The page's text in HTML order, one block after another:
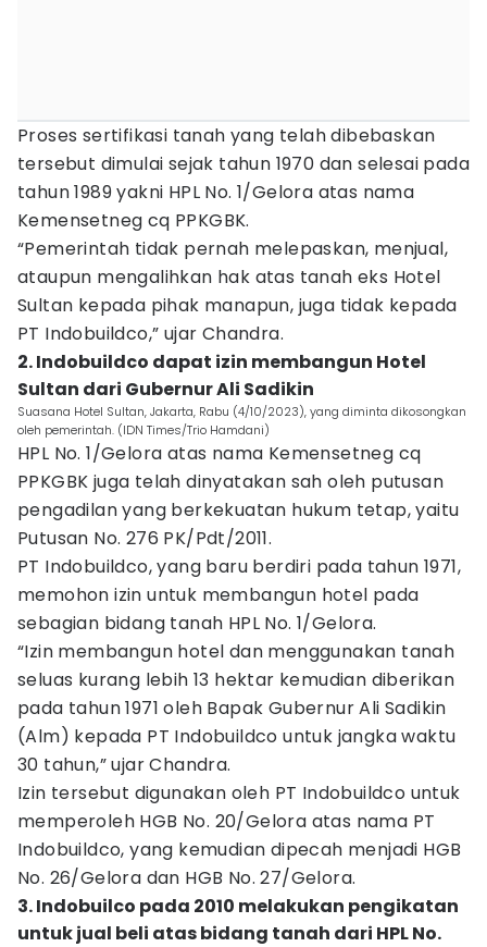
Proses sertifikasi tanah yang telah dibebaskan
tersebut dimulai sejak tahun 1970 dan selesai pada
tahun 1989 yakni HPL No. 1/Gelora atas nama
Kemensetneg cq PPKGBK.
“Pemerintah tidak pernah melepaskan, menjual,
ataupun mengalihkan hak atas tanah eks Hotel
Sultan kepada pihak manapun, juga tidak kepada
PT Indobuildco,” ujar Chandra.
2. Indobuildco dapat izin membangun Hotel
Sultan dari Gubernur Ali Sadikin
Suasana Hotel Sultan, Jakarta, Rabu (4/10/2023), yang diminta dikosongkan
oleh pemerintah. (IDN Times/Trio Hamdani)
HPL No. 1/Gelora atas nama Kemensetneg cq
PPKGBK juga telah dinyatakan sah oleh putusan
pengadilan yang berkekuatan hukum tetap, yaitu
Putusan No. 276 PK/Pdt/2011.
PT Indobuildco, yang baru berdiri pada tahun 1971,
memohon izin untuk membangun hotel pada
sebagian bidang tanah HPL No. 1/Gelora.
“Izin membangun hotel dan menggunakan tanah
seluas kurang lebih 13 hektar kemudian diberikan
pada tahun 1971 oleh Bapak Gubernur Ali Sadikin
(Alm) kepada PT Indobuildco untuk jangka waktu
30 tahun,” ujar Chandra.
Izin tersebut digunakan oleh PT Indobuildco untuk
memperoleh HGB No. 20/Gelora atas nama PT
Indobuildco, yang kemudian dipecah menjadi HGB
No. 26/Gelora dan HGB No. 27/Gelora.
3. Indobuilco pada 2010 melakukan pengikatan
untuk jual beli atas bidang tanah dari HPL No.